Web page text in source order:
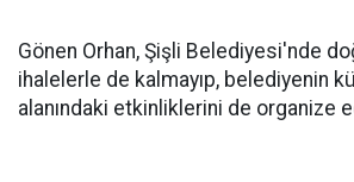
Gönen Orhan, Şişli Belediyesi'nde
ihalelerle de kalmayıp, belediyenin
alanındaki etkinliklerini de organize